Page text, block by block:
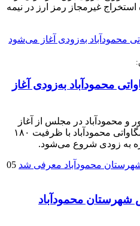
۱۹ دستگاه استخراج غیرمجاز رمز ارز در نیمه
نیروگاه ۵۰۰ مگاواتی محمودآباد به‌زودی آغاز
و محمودآباد در مجلس از آغاز
اجرای فاز نخست نیروگاه ۵۰۰ مگاواتی محمودآباد با ظرفیت ۱۸۰
به زودی شروع می‌شود.
05
محمودآباد